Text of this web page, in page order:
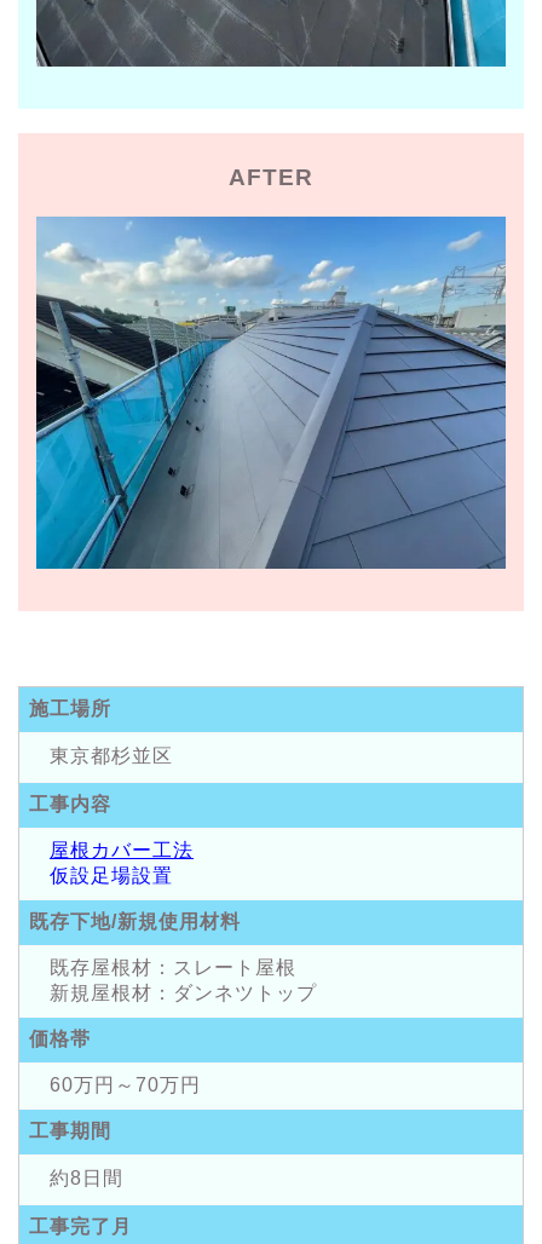
AFTER
施工場所
東京都杉並区
工事内容
屋根カバー工法
仮設足場設置
既存下地/新規使用材料
既存屋根材：スレート屋根
新規屋根材：ダンネツトップ
価格帯
60万円～70万円
工事期間
約8日間
工事完了月